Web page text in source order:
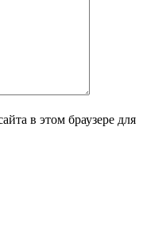
в этом браузере для